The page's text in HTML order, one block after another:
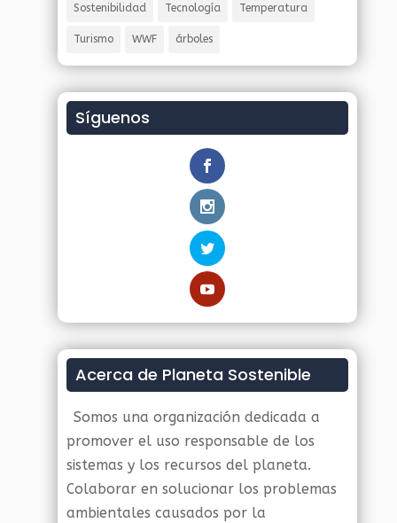
Sostenibilidad Tecnología Temperatura
Turismo WWF árboles
Síguenos
Acerca de Planeta Sostenible
Somos una organización dedicada a
promover el uso responsable de los
sistemas y los recursos del planeta.
Colaborar en solucionar los problemas
ambientales causados por la